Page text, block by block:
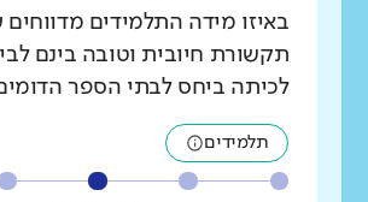
באיזו מידה התלמידים מדווחים
תקשורת חיובית וטובה בינם
לכיתה ביחס לבתי הספר
תלמידים